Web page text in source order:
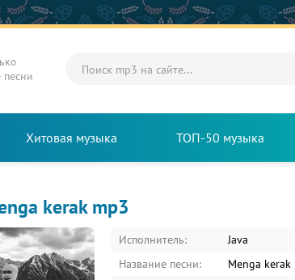
Хитовая музыка ТОП-50 музыка
kerak mp3
Исполнитель:
Java
Название песни:
Menga kerak